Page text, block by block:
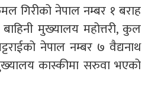
गिरीको नेपाल नम्बर १ बराह
मुख्‍यालय महोत्तरी, कुल
नेपाल नम्बर ७ वैद्यनाथ
कास्कीमा सरुवा भएको